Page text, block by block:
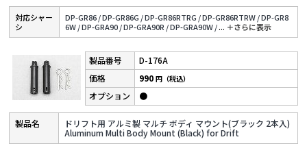
対応シャー
シ
DP-GR86 /DP-GR86G /DP-GR86RTRG /DP-GR86RTRW /DP-GR8
6W /DP-GRA90 /DP-GRA90R /DP-GRA90W /... ＋さらに表⽰
D-176A
ドリフト用 アルミ製 マルチ ボディ マウント(ブラック 2本入)
Aluminum Multi Body Mount (Black) for Drift
990円（税込）
●